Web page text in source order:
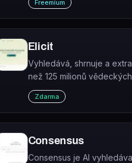
shrnutí a přehledy.
Freemium
Elicit
Vyhledává, shrnuje a
než 125 milionů
Zdarma
Consensus
Consensus je AI